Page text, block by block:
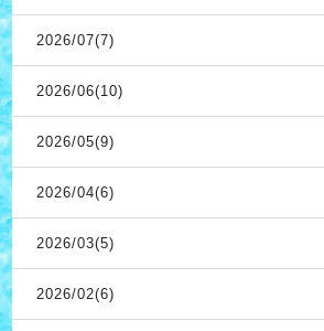
2026/07(7)
2026/06(10)
2026/05(9)
2026/04(6)
2026/03(5)
2026/02(6)